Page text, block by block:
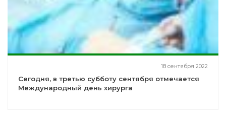
18 сентября 2022
Сегодня, в третью субботу сентября отмечается
Международный день хирурга